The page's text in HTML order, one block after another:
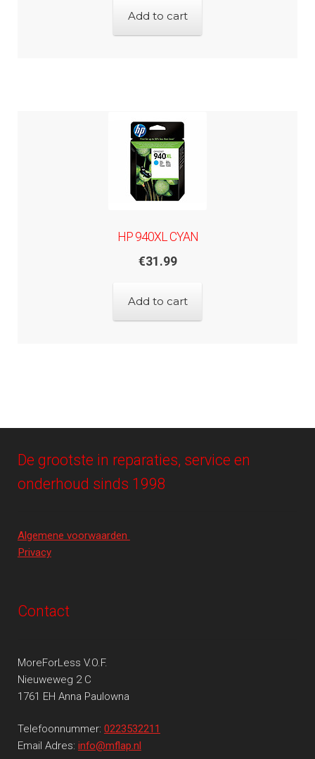
Add to cart
HP 940XL CYAN
€31.99
Add to cart
De grootste in reparaties, service en
onderhoud sinds 1998
Algemene voorwaarden
Privacy
Contact
MoreForLess V.O.F.
Nieuweweg 2 C
1761 EH Anna Paulowna
Telefoonnummer: 0223532211
Email Adres: info@mflap.nl